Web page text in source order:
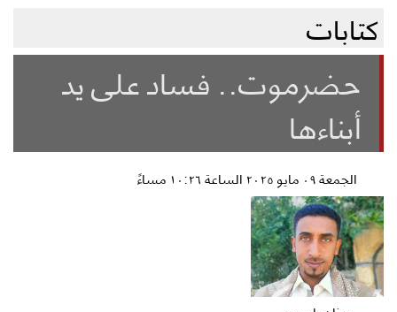
كتابات
حضرموت.. فساد على يد
أبناءها
الجمعة ٠٩ مايو ٢٠٢٥ الساعة ١٠:٢٦ مساءً